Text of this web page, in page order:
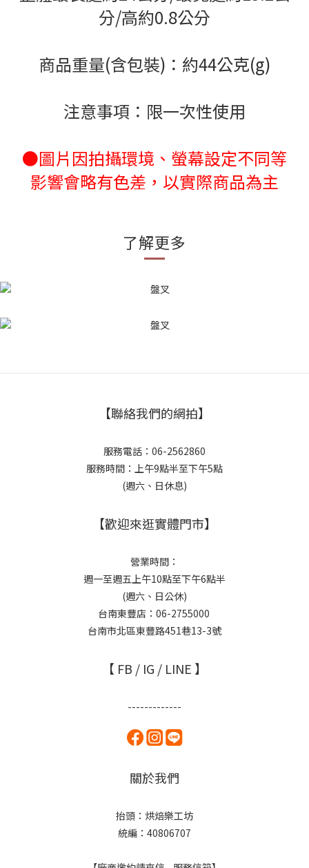
分/高約0.8公分
商品重量(含包裝)：約44公克(g)
注意事項：限一次性使用
●圖片因拍攝環境、螢幕設定不同等
影響會略有色差，以實際商品為主
了解更多
【聯絡我們的網拍】
服務電話：06-2562860
服務時間：上午9點半至下午5點
(週六、日休息)
【歡迎來逛實體門市】
營業時間：
週一至週五上午10點至下午6點半
(週六、日公休)
台南東豐店：06-2755000
台南市北區東豐路451巷13-3號
【 FB / IG / LINE 】
-------------
關於我們
抬頭：烘焙樂工坊
統編：40806707